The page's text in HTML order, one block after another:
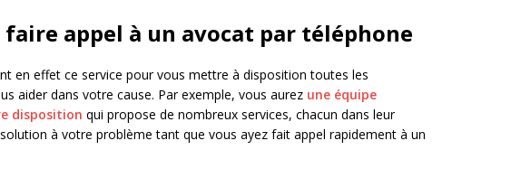
faire appel à un avocat par téléphone
en effet ce service pour vous mettre à disposition toutes les
aider dans votre cause. Par exemple, vous aurez une équipe
disposition qui propose de nombreux services, chacun dans leur
à votre problème tant que vous ayez fait appel rapidement à un